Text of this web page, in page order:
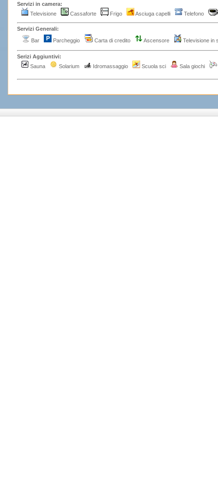
Servizi in camera:
Televisione
Cassaforte Frigo Asciuga capelli Telefono
Servizi Generali:
Bar
Parcheggio Carta di credito Ascensore Televisione
Serizi Aggiuntivi:
Sauna
Solarium Idromassaggio Scuola sci Sala giochi